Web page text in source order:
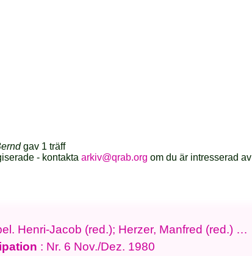
gav 1 träff
- kontaktaarkiv@qrab.org om du är intresserad av
Henri-Jacob (red.); Herzer, Manfred (red.) …
: Nr. 6 Nov./Dez. 1980